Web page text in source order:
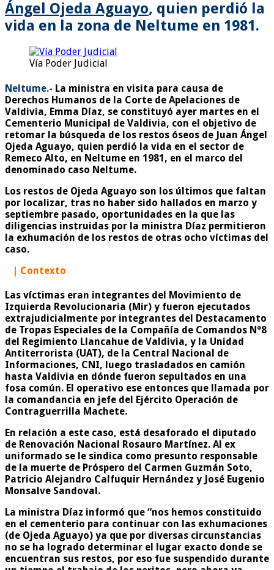
Ángel Ojeda Aguayo, quien perdió la
vida en la zona de Neltume en 1981.
Vía Poder Judicial
Neltume.- La ministra en visita para causa de
Derechos Humanos de la Corte de Apelaciones de
Valdivia, Emma Díaz, se constituyó ayer martes en el
Cementerio Municipal de Valdivia, con el objetivo de
retomar la búsqueda de los restos óseos de Juan Ángel
Ojeda Aguayo, quien perdió la vida en el sector de
Remeco Alto, en Neltume en 1981, en el marco del
denominado caso Neltume.
Los restos de Ojeda Aguayo son los últimos que faltan
por localizar, tras no haber sido hallados en marzo y
septiembre pasado, oportunidades en la que las
diligencias instruidas por la ministra Díaz permitieron
la exhumación de los restos de otras ocho víctimas del
caso.
| Contexto
Las víctimas eran integrantes del Movimiento de
Izquierda Revolucionaria (Mir) y fueron ejecutados
extrajudicialmente por integrantes del Destacamento
de Tropas Especiales de la Compañía de Comandos N°8
del Regimiento Llancahue de Valdivia, y la Unidad
Antiterrorista (UAT), de la Central Nacional de
Informaciones, CNI, luego trasladados en camión
hasta Valdivia en dónde fueron sepultados en una
fosa común. El operativo ese entonces que llamada por
la comandancia en jefe del Ejército Operación de
Contraguerrilla Machete.
En relación a este caso, está desaforado el diputado
de Renovación Nacional Rosauro Martínez. Al ex
uniformado se le sindica como presunto responsable
de la muerte de Próspero del Carmen Guzmán Soto,
Patricio Alejandro Calfuquir Hernández y José Eugenio
Monsalve Sandoval.
La ministra Díaz informó que “nos hemos constituido
en el cementerio para continuar con las exhumaciones
(de Ojeda Aguayo) ya que por diversas circunstancias
no se ha logrado determinar el lugar exacto donde se
encuentran sus restos, por eso fue suspendido durante